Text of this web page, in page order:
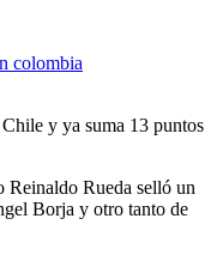
colombia
y ya suma 13 puntos
Reinaldo Rueda selló un
Borja y otro tanto de